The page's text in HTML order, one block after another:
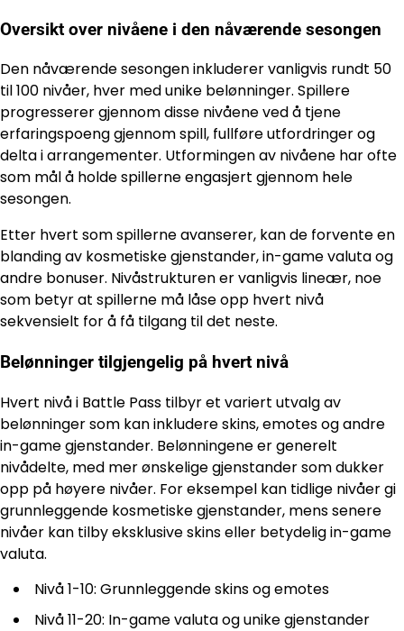
Oversikt over nivåene i den nåværende sesongen
Den nåværende sesongen inkluderer vanligvis rundt 50
til 100 nivåer, hver med unike belønninger. Spillere
progresserer gjennom disse nivåene ved å tjene
erfaringspoeng gjennom spill, fullføre utfordringer og
delta i arrangementer. Utformingen av nivåene har ofte
som mål å holde spillerne engasjert gjennom hele
sesongen.
Etter hvert som spillerne avanserer, kan de forvente en
blanding av kosmetiske gjenstander, in-game valuta og
andre bonuser. Nivåstrukturen er vanligvis lineær, noe
som betyr at spillerne må låse opp hvert nivå
sekvensielt for å få tilgang til det neste.
Belønninger tilgjengelig på hvert nivå
Hvert nivå i Battle Pass tilbyr et variert utvalg av
belønninger som kan inkludere skins, emotes og andre
in-game gjenstander. Belønningene er generelt
nivådelte, med mer ønskelige gjenstander som dukker
opp på høyere nivåer. For eksempel kan tidlige nivåer gi
grunnleggende kosmetiske gjenstander, mens senere
nivåer kan tilby eksklusive skins eller betydelig in-game
valuta.
Nivå 1-10: Grunnleggende skins og emotes
Nivå 11-20: In-game valuta og unike gjenstander